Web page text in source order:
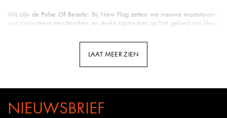
Wij zijn de Pulse Of Beauty: Bij New Flag zetten we nieuwe maatstaven -
met innovatieve trendmerken en sterke topmerken op het gebied van kleur,
: Milieuvriendelijke verpakking is voor ons een eerste
: Uw pakket is gemiddeld binnen 3 werkdagen bij u binnen
kappers op meerdere kanalen - van YouTube tot Facebook en Instagram tot
webinars en seminars in de salon.
LAAT MEER ZIEN
NIEUWSBRIEF